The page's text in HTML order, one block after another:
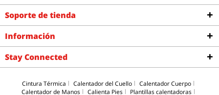
Soporte de tienda
Información
Stay Connected
Cintura Térmica Calentador del Cuello
Calentador Cuerpo
Calentador de Manos
Calienta Pies Plantillas calentadoras